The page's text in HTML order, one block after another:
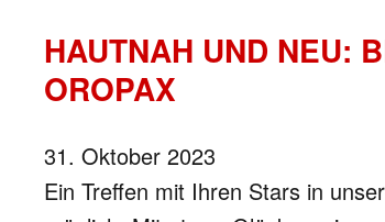
HAUTNAH UND NEU:
OROPAX
31. Oktober 2023
Ein Treffen mit Ihren Stars in